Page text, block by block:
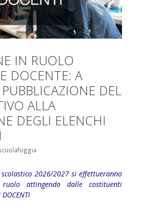
IN RUOLO
DOCENTE: A
DEL
ALLA
DEGLI ELENCHI
2026/2027 si effettueranno
attingendo dalle costituenti
DOCENTI